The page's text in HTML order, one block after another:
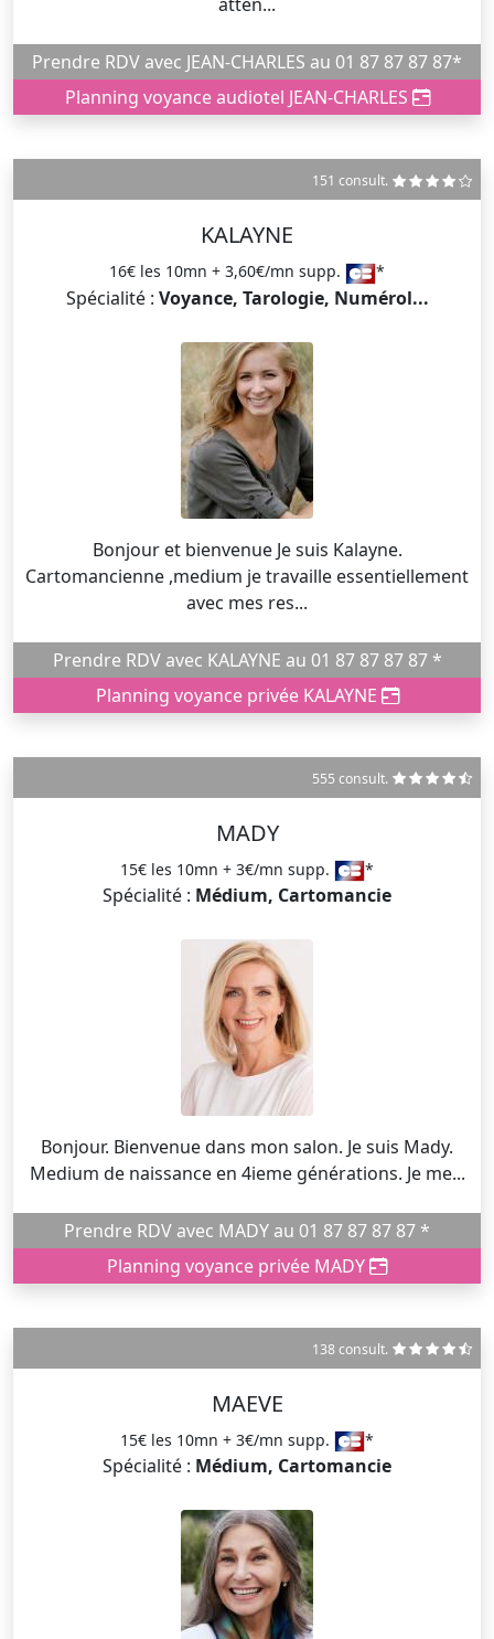
Prendre RDV avec JEAN-CHARLES au 01 87 87 87 87*
Planning voyance audiotel JEAN-CHARLES
151 consult.
KALAYNE
16€ les 10mn + 3,60€/mn supp. *
Spécialité : Voyance, Tarologie, Numérol...
Bonjour et bienvenue Je suis Kalayne.
Cartomancienne ,medium je travaille essentiellement
avec mes res...
Prendre RDV avec KALAYNE au 01 87 87 87 87 *
Planning voyance privée KALAYNE
555 consult.
MADY
15€ les 10mn + 3€/mn supp. *
Spécialité : Médium, Cartomancie
Bonjour. Bienvenue dans mon salon. Je suis Mady.
Medium de naissance en 4ieme générations. Je me...
Prendre RDV avec MADY au 01 87 87 87 87 *
Planning voyance privée MADY
138 consult.
MAEVE
15€ les 10mn + 3€/mn supp. *
Spécialité : Médium, Cartomancie